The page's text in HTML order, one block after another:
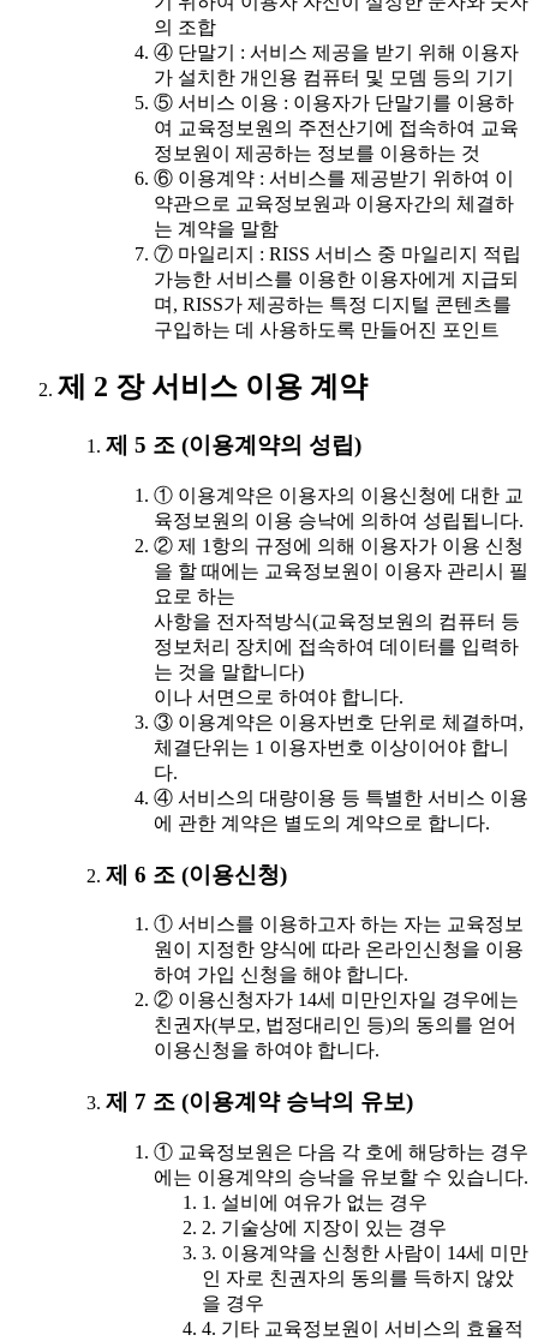
의 조합
④ 단말기 : 서비스 제공을 받기 위해 이용자
가 설치한 개인용 컴퓨터 및 모뎀 등의 기기
⑤ 서비스 이용 : 이용자가 단말기를 이용하
여 교육정보원의 주전산기에 접속하여 교육
정보원이 제공하는 정보를 이용하는 것
⑥ 이용계약 : 서비스를 제공받기 위하여 이
약관으로 교육정보원과 이용자간의 체결하
는 계약을 말함
⑦ 마일리지 : RISS 서비스 중 마일리지 적립
가능한 서비스를 이용한 이용자에게 지급되
며, RISS가 제공하는 특정 디지털 콘텐츠를
구입하는 데 사용하도록 만들어진 포인트
제 2 장 서비스 이용 계약
제 5 조 (이용계약의 성립)
① 이용계약은 이용자의 이용신청에 대한 교
육정보원의 이용 승낙에 의하여 성립됩니다.
② 제 1항의 규정에 의해 이용자가 이용 신청
을 할 때에는 교육정보원이 이용자 관리시 필
요로 하는
사항을 전자적방식(교육정보원의 컴퓨터 등
정보처리 장치에 접속하여 데이터를 입력하
는 것을 말합니다)
이나 서면으로 하여야 합니다.
③ 이용계약은 이용자번호 단위로 체결하며,
체결단위는 1 이용자번호 이상이어야 합니
다.
④ 서비스의 대량이용 등 특별한 서비스 이용
에 관한 계약은 별도의 계약으로 합니다.
제 6 조 (이용신청)
① 서비스를 이용하고자 하는 자는 교육정보
원이 지정한 양식에 따라 온라인신청을 이용
하여 가입 신청을 해야 합니다.
② 이용신청자가 14세 미만인자일 경우에는
친권자(부모, 법정대리인 등)의 동의를 얻어
이용신청을 하여야 합니다.
제 7 조 (이용계약 승낙의 유보)
① 교육정보원은 다음 각 호에 해당하는 경우
에는 이용계약의 승낙을 유보할 수 있습니다.
1. 설비에 여유가 없는 경우
2. 기술상에 지장이 있는 경우
3. 이용계약을 신청한 사람이 14세 미만
인 자로 친권자의 동의를 득하지 않았
을 경우
4. 기타 교육정보원이 서비스의 효율적